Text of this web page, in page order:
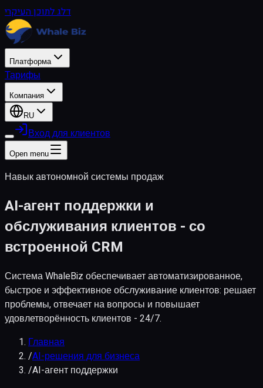
דלג לתוכן העיקרי
Платформа
Тарифы
Компания
RU
Вход для клиентов
Open menu
Навык автономной системы продаж
AI-агент поддержки и
обслуживания клиентов - со
встроенной CRM
Система WhaleBiz обеспечивает автоматизированное,
быстрое и эффективное обслуживание клиентов: решает
проблемы, отвечает на вопросы и повышает
удовлетворённость клиентов - 24/7.
Главная
/AI-решения для бизнеса
/AI-агент поддержки